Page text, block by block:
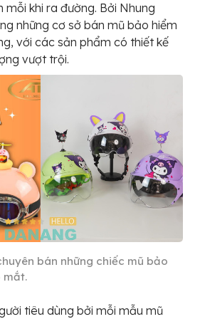
mỗi khi ra đường. Bởi Nhung
những cơ sở bán mũ bảo hiểm
với các sản phẩm có thiết kế
vượt trội.
bán những chiếc mũ bảo
mắt.
tiêu dùng bởi mỗi mẫu mũ